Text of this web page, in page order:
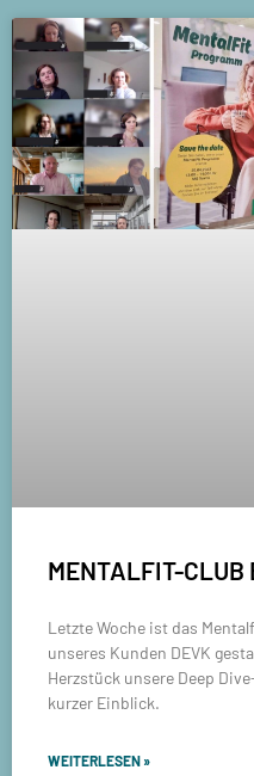
MENTALFIT-CLUB
Letzte Woche ist das
unseres Kunden DEVK
Herzstück unsere Deep
kurzer Einblick.
WEITERLESEN »